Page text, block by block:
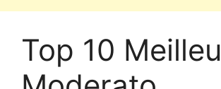
Top 10